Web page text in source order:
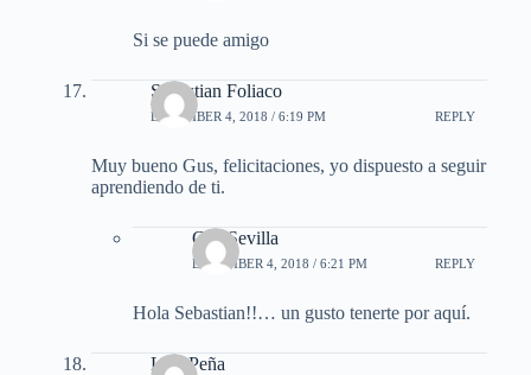
Si se puede amigo
Sebastian Foliaco
DECEMBER 4, 2018 / 6:19 PM REPLY
Muy bueno Gus, felicitaciones, yo dispuesto a seguir
aprendiendo de ti.
Gus Sevilla
DECEMBER 4, 2018 / 6:21 PM REPLY
Hola Sebastian!!… un gusto tenerte por aquí.
Luis Peña